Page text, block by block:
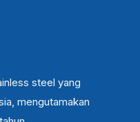
steel yang
mengutamakan